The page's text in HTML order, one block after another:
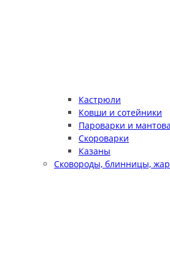
Кастрюли
Ковши и сотейники
Пароварки и
Скороварки
Казаны
Сковороды, блинницы,